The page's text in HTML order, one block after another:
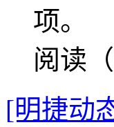
项。
阅读
[明捷动